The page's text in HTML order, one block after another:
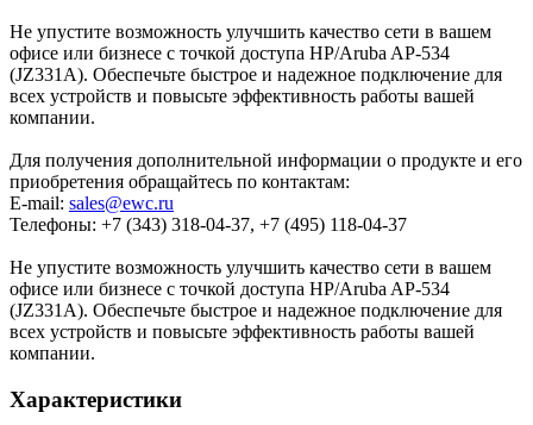
Не упустите возможность улучшить качество сети в вашем
офисе или бизнесе с точкой доступа HP/Aruba AP-534
(JZ331A). Обеспечьте быстрое и надежное подключение для
всех устройств и повысьте эффективность работы вашей
компании.
Для получения дополнительной информации о продукте и его
приобретения обращайтесь по контактам:
E-mail: sales@ewc.ru
Телефоны: +7 (343) 318-04-37, +7 (495) 118-04-37
Не упустите возможность улучшить качество сети в вашем
офисе или бизнесе с точкой доступа HP/Aruba AP-534
(JZ331A). Обеспечьте быстрое и надежное подключение для
всех устройств и повысьте эффективность работы вашей
компании.
Характеристики